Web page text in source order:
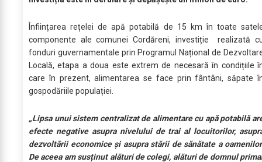
Înființarea rețelei de apă potabilă de 15 km în toate
componente ale comunei Cordăreni, investiție realizată
fonduri guvernamentale prin Programul Național de
Locală, etapa a doua este extrem de necesară în condițiile
care în prezent, alimentarea se face prin fântâni, săpate
gospodăriile populației.
„Lipsa unui sistem centralizat de alimentare cu apă potabilă
efecte negative asupra nivelului de trai al locuitorilor,
dezvoltării economice și asupra stării de sănătate a
De aceea am susținut alături de colegi, alături de domnul